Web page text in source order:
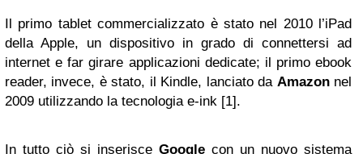
Il primo tablet commercializzato è stato nel 2010 l’iPad
della Apple, un dispositivo in grado di connettersi ad
internet e far girare applicazioni dedicate; il primo ebook
reader, invece, è stato, il Kindle, lanciato da Amazonnel
2009 utilizzando la tecnologia e-ink [1].
In tutto ciò si inserisce Google con un nuovo sistema